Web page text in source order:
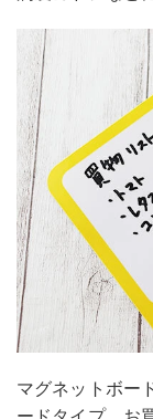
マグネットボー